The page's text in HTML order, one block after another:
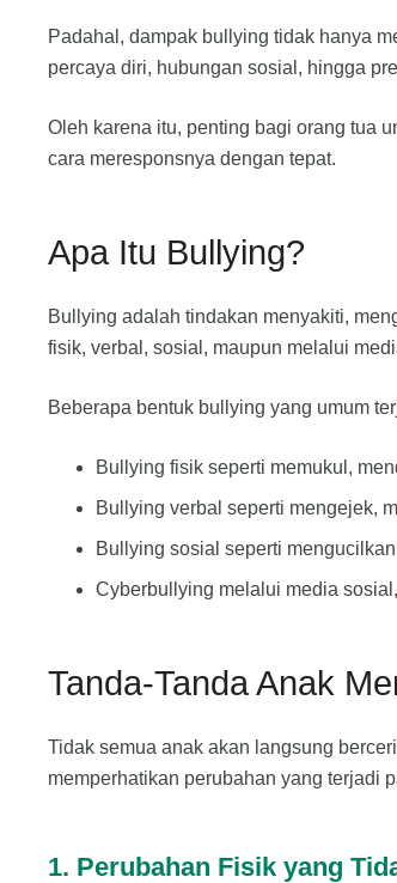
Padahal, dampak bullying tidak hanya
percaya diri, hubungan sosial, hingga
Oleh karena itu, penting bagi orang tua
cara meresponsnya dengan tepat.
Apa Itu Bullying?
Bullying adalah tindakan menyakiti,
fisik, verbal, sosial, maupun melalui
Beberapa bentuk bullying yang umum
Bullying fisik seperti memukul,
Bullying verbal seperti mengejek,
Bullying sosial seperti
Cyberbullying melalui media
Tanda-Tanda Anak
Tidak semua anak akan langsung
memperhatikan perubahan yang terjadi
1. Perubahan Fisik yang